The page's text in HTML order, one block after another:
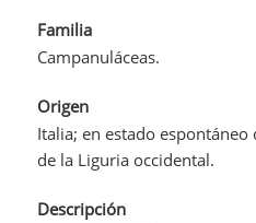
Familia
Campanuláceas.
Origen
Italia; en estado espontáneo
de la Liguria occidental.
Descripción